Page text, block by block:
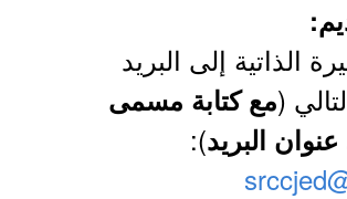
الذاتية إلى البريد
(مع كتابة مسمى
البريد):